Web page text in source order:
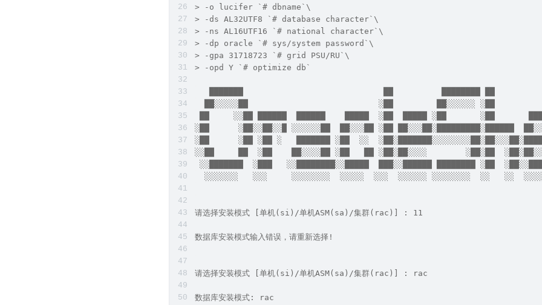
> -o lucifer `# dbname`\
> -ds AL32UTF8 `# database character`\
> -ns AL16UTF16 `# national character`\
> -dp oracle `# sys/system password`\
> -gpa 31718723 `# grid PSU/RU`\
> -opd Y `# optimize db`
██░░░░░██                           ░██         ██░░░░░░ ░██
██     ░░██ ██████  ██████    █████  ░██  █████ ░██       ░██
░██      ░██░░██░░█ ░░░░░░██  ██░░░██ ░██ ██░░░██░█████████░██████
░██      ░██ ░██ ░   ███████ ░██  ░░
░░██     ██  ░██    ██░░░░██ ░██   ██ ░██░██░░░░        ░██░██
░░███████  ░███   ░░████████░░█████  ███░░██████ ████████ ░██
░░░░░░░   ░░░     ░░░░░░░░  ░░░░░  ░░░  ░░░░░░ ░░░░░░░░  ░░   ░░
请选择安装模式 [单机(si)/单机ASM(sa)/集群(rac)] : 11
数据库安装模式输入错误
请选择安装模式 [单机(si)/单机ASM(sa)/集群(rac)] : rac
数据库安装模